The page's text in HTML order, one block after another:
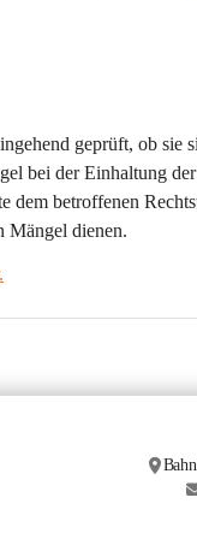
geprüft, ob sie
bei der Einhaltung
betroffenen
Mängel dienen.